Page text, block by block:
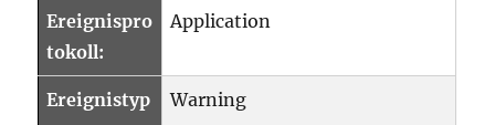
Ereignispro
tokoll:
Application
Ereignistyp
Warning